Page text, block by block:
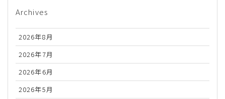
Archives
2026年8月
2026年7月
2026年6月
2026年5月